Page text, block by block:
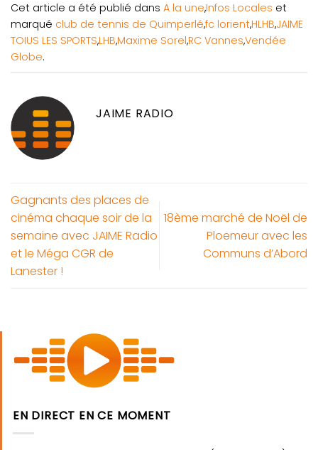
Cet article a été publié dans A la une,Infos Locales et
marqué club de tennis de Quimperlé,fc lorient,HLHB,JAIME
TOIUS LES SPORTS,LHB,Maxime Sorel,RC Vannes,Vendée
Globe.
JAIME RADIO
Gagnants des places de
cinéma chaque soir de la
semaine avec JAIME Radio
et le Méga CGR de
Lanester !
18ème marché de Noël de
Ploemeur avec les
Communs d’Abord
EN DIRECT EN CE MOMENT